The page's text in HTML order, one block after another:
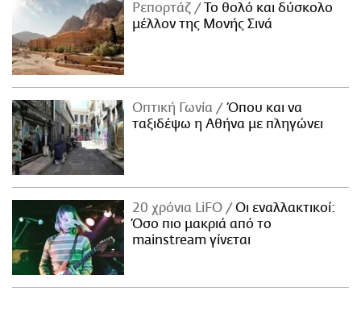
Ρεπορτάζ
Το θολό και δύσκολο
μέλλον της Μονής Σινά
Οπτική Γωνία
Όπου και να
ταξιδέψω η Αθήνα με πληγώνει
20 χρόνια LiFO
Οι εναλλακτικοί:
Όσο πιο μακριά από το
mainstream γίνεται